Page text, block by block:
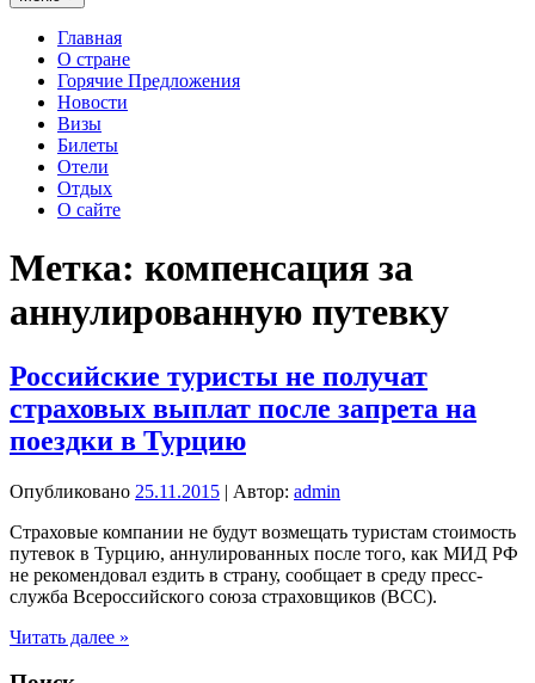
Главная
О стране
Горячие Предложения
Новости
Визы
Билеты
Отели
Отдых
О сайте
Метка: компенсация за
аннулированную путевку
Российские туристы не получат
страховых выплат после запрета на
поездки в Турцию
Опубликовано 25.11.2015 | Автор: admin
Страховые компании не будут возмещать туристам стоимость
путевок в Турцию, аннулированных после того, как МИД РФ
не рекомендовал ездить в страну, сообщает в среду пресс-
служба Всероссийского союза страховщиков (ВСС).
Читать далее »